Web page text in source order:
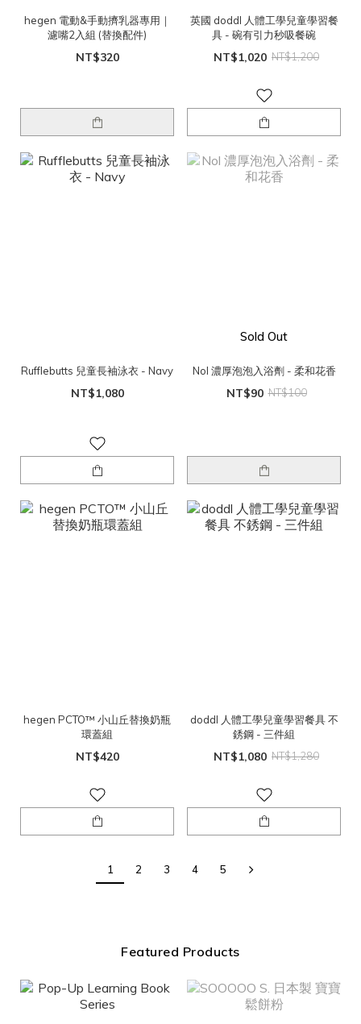
hegen 電動&手動擠乳器專用｜
濾嘴2入組 (替換配件)
NT$320
英國 doddl 人體工學兒童學習餐
具 - 碗有引力秒吸餐碗
NT$1,020 NT$1,200
Rufflebutts 兒童長袖泳衣 - Navy
NT$1,080
Sold Out
Nol 濃厚泡泡入浴劑 - 柔和花香
NT$90 NT$100
hegen PCTO™ 小山丘替換奶瓶
環蓋組
NT$420
doddl 人體工學兒童學習餐具 不
銹鋼 - 三件組
NT$1,080 NT$1,280
1 2 3 4 5
Featured Products